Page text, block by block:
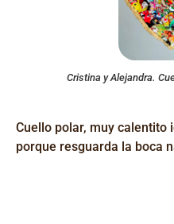
Cristina y Alejandra.
Cuello polar, muy
porque resguarda la boca